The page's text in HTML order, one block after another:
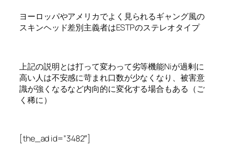
ヨーロッパやアメリカでよく見られるギャング風の
スキンヘッド差別主義者はESTPのステレオタイプ
上記の説明とは打って変わって劣等機能Niが過剰に
高い人は不安感に苛まれ口数が少なくなり、被害意
識が強くなるなど内向的に変化する場合もある（ご
く稀に）
[the_ad id=”3482″]